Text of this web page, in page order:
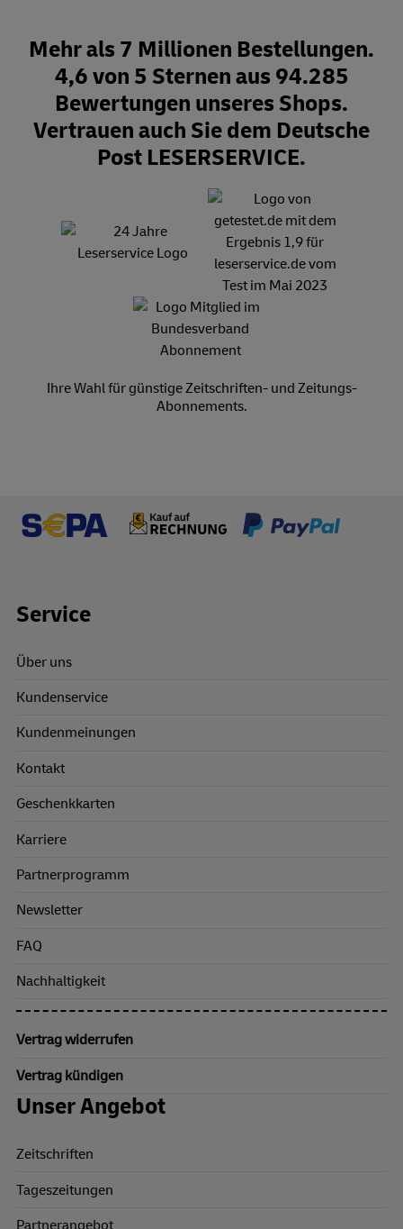
Mehr als 7 Millionen Bestellungen.
4,6 von 5 Sternen aus 94.285
Bewertungen unseres Shops.
Vertrauen auch Sie dem Deutsche
Post LESERSERVICE.
Ihre Wahl für günstige Zeitschriften- und Zeitungs-
Abonnements.
Footer Links
Service
Über uns
Kundenservice
Kundenmeinungen
Kontakt
Geschenkkarten
Karriere
Partnerprogramm
Newsletter
FAQ
Nachhaltigkeit
Vertrag widerrufen
Vertrag kündigen
Unser Angebot
Zeitschriften
Tageszeitungen
Partnerangebot